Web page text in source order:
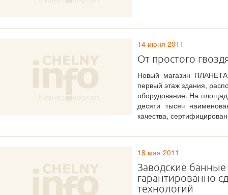
14 июня 2011
От простого
Новый магазин
первый этаж здания,
оборудование. На
десяти тысяч
качества,
18 мая 2011
Заводские
гарантированно
технологий